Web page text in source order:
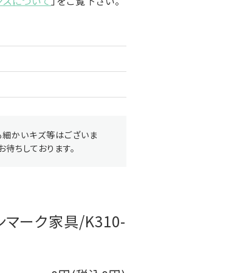
かいキズ等はございま
ちしております。
マーク家具/K310-